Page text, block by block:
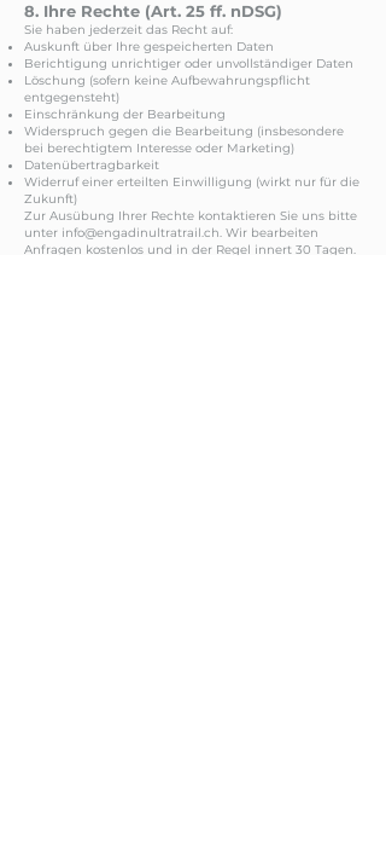
8. Ihre Rechte (Art. 25 ff. nDSG)
Sie haben jederzeit das Recht auf:
Auskunft über Ihre gespeicherten Daten
Berichtigung unrichtiger oder unvollständiger Daten
Löschung (sofern keine Aufbewahrungspflicht
entgegensteht)
Einschränkung der Bearbeitung
Widerspruch gegen die Bearbeitung (insbesondere
bei berechtigtem Interesse oder Marketing)
Datenübertragbarkeit
Widerruf einer erteilten Einwilligung (wirkt nur für die
Zukunft)
Zur Ausübung Ihrer Rechte kontaktieren Sie uns bitte
unter info@engadinultratrail.ch. Wir bearbeiten
Anfragen kostenlos und in der Regel innert 30 Tagen.